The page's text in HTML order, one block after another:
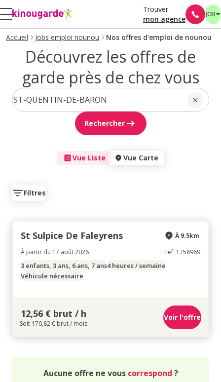
Trouver
mon agence
JOB
Accueil Jobs emploi nounou Nos offres d'emploi de nounou
Découvrez les offres de
garde près de chez vous
Rechercher
Vue Liste Vue Carte
Filtres
St Sulpice De Faleyrens
À partir du 17 août 2026
À 9.5km
ref. 1758969
3 enfants, 3 ans, 6 ans, 7 ans4 heures / semaine
Véhicule nécessaire
12,56 € brut / h
Soit 170,82 € brut / mois
Voir l'offre
Aucune offre ne vous correspond ?